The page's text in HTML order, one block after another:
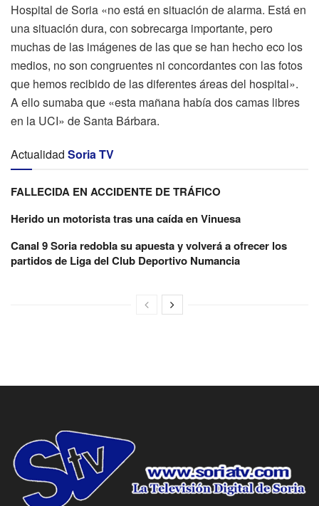
Hospital de Soria «no está en situación de alarma. Está en
una situación dura, con sobrecarga importante, pero
muchas de las imágenes de las que se han hecho eco los
medios, no son congruentes ni concordantes con las fotos
que hemos recibido de las diferentes áreas del hospital».
A ello sumaba que «esta mañana había dos camas libres
en la UCI» de Santa Bárbara.
Actualidad Soria TV
FALLECIDA EN ACCIDENTE DE TRÁFICO
Herido un motorista tras una caída en Vinuesa
Canal 9 Soria redobla su apuesta y volverá a ofrecer los
partidos de Liga del Club Deportivo Numancia